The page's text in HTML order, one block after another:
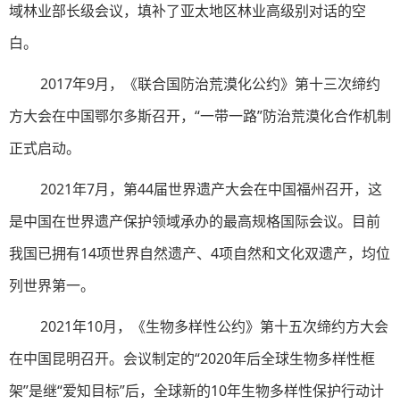
域林业部长级会议，填补了亚太地区林业高级别对话的空
白。
2017年9月，《联合国防治荒漠化公约》第十三次缔约
方大会在中国鄂尔多斯召开，“一带一路”防治荒漠化合作机制
正式启动。
2021年7月，第44届世界遗产大会在中国福州召开，这
是中国在世界遗产保护领域承办的最高规格国际会议。目前
我国已拥有14项世界自然遗产、4项自然和文化双遗产，均位
列世界第一。
2021年10月，《生物多样性公约》第十五次缔约方大会
在中国昆明召开。会议制定的“2020年后全球生物多样性框
架”是继“爱知目标”后，全球新的10年生物多样性保护行动计